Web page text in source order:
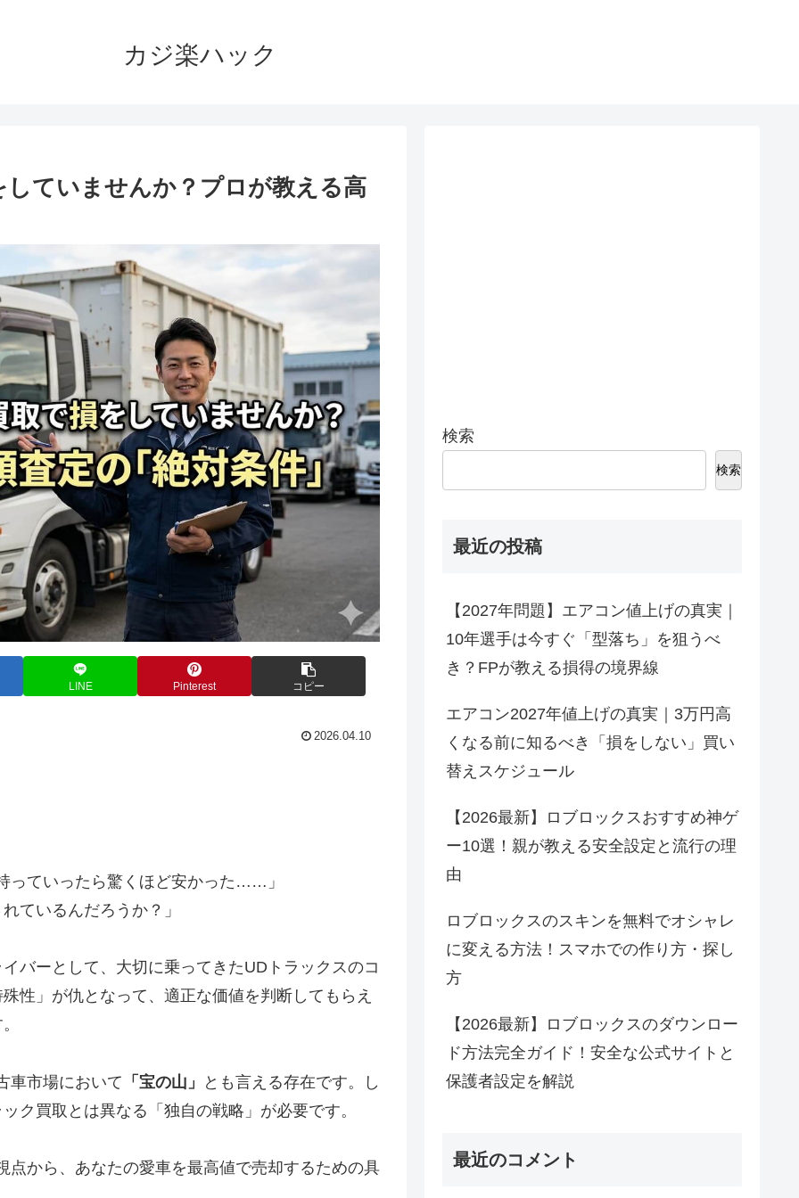
カジ楽ハック
ていませんか？プロが教える高
LINE Pinterest コピー
2026.04.10
っていったら驚くほど安かった……」
ているんだろうか？」
バーとして、大切に乗ってきたUDトラックスのコ
性」が仇となって、適正な価値を判断してもらえ
車市場において 「宝の山」
とも言える存在です。し
ク買取とは異なる「独自の戦略」が必要です。
から、あなたの愛車を最高値で売却するための具
検索
検索
最近の投稿
【2027年問題】エアコン値上げの真実｜
10年選手は今すぐ「型落ち」を狙うべ
き？FPが教える損得の境界線
エアコン2027年値上げの真実｜3万円高
くなる前に知るべき「損をしない」買い
替えスケジュール
【2026最新】ロブロックスおすすめ神ゲ
ー10選！親が教える安全設定と流行の理
由
ロブロックスのスキンを無料でオシャレ
に変える方法！スマホでの作り方・探し
方
【2026最新】ロブロックスのダウンロー
ド方法完全ガイド！安全な公式サイトと
保護者設定を解説
最近のコメント